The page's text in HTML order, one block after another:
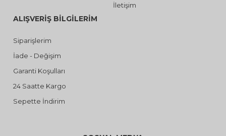
İletişim
ALIŞVERİŞ BİLGİLERİM
Siparişlerim
İade - Değişim
Garanti Koşulları
24 Saatte Kargo
Sepette İndirim